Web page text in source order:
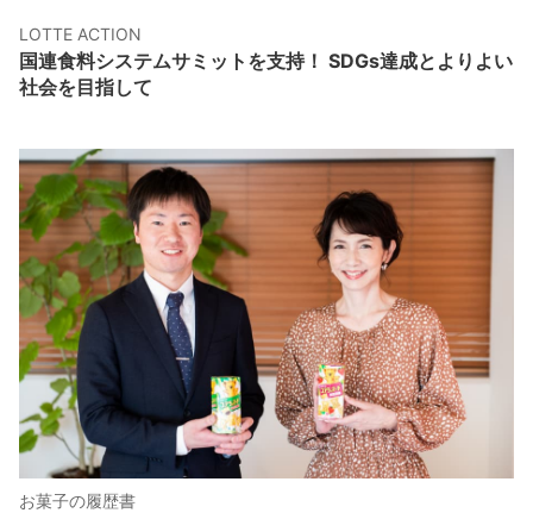
LOTTE ACTION
国連食料システムサミットを支持！ SDGs達成とよりよい
社会を目指して
お菓子の履歴書